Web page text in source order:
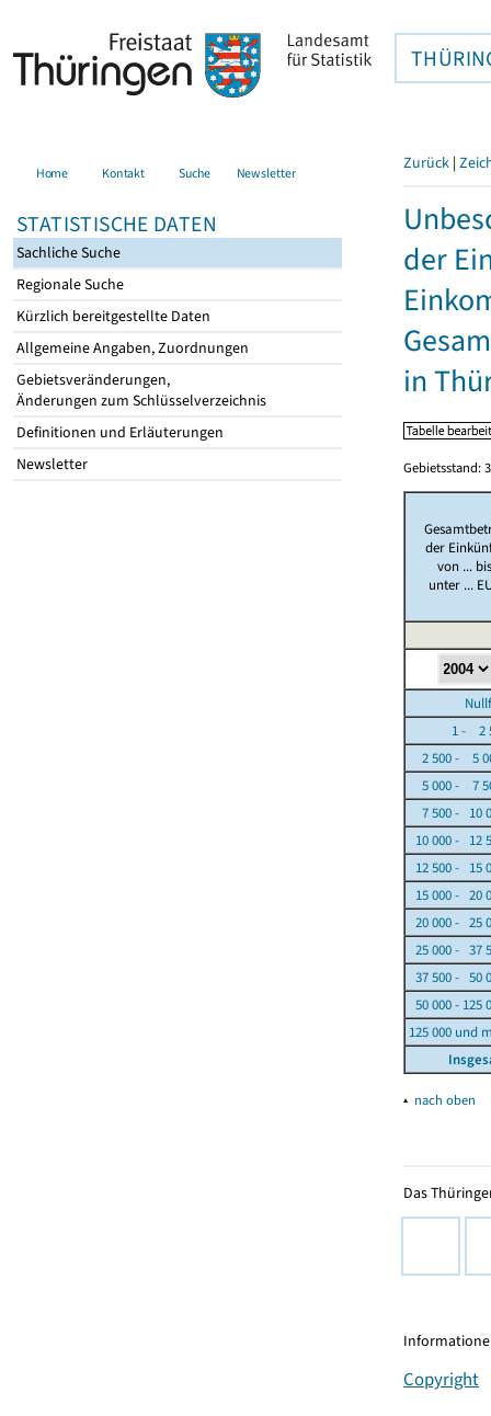
Home Kontakt Suche Newsletter
STATISTISCHE DATEN
Sachliche Suche
Regionale Suche
Kürzlich bereitgestellte Daten
Allgemeine Angaben, Zuordnungen
Gebietsveränderungen,
Änderungen zum Schlüsselverzeichnis
Definitionen und Erläuterungen
Newsletter
Zurück |
der
in
Gebietsstand:
der
von ...
unter ...
1 - 2
2 500 - 5
5 000 - 7
7 500 - 10
10 000 - 12
12 500 - 15
15 000 - 20
20 000 - 25
25 000 - 37
37 500 - 50
50 000 - 125
125 000 und
▴ nach oben
Das
Copyright